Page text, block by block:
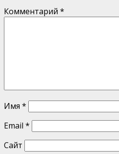
Комментарий *
Имя *
Email *
Сайт